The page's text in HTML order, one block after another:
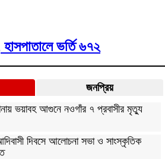
ভর্তি ৬৭২
জনপ্রিয়
ভয়াবহ আগুনে নওগাঁর ৭ প্রবাসীর মৃত্যু
দিবসে আলোচনা সভা ও সাংস্কৃতিক